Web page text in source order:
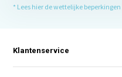
* Lees hier de wettelijke beperkingen
Klantenservice